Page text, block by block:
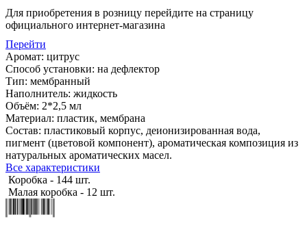
Для приобретения в розницу перейдите на страницу
официального интернет-магазина
Перейти
Аромат: цитрус
Способ установки: на дефлектор
Тип: мембранный
Наполнитель: жидкость
Объём: 2*2,5 мл
Материал: пластик, мембрана
Состав: пластиковый корпус, деионизированная вода,
пигмент (цветовой компонент), ароматическая композиция из
натуральных ароматических масел.
Все характеристики
Коробка - 144 шт.
Малая коробка - 12 шт.